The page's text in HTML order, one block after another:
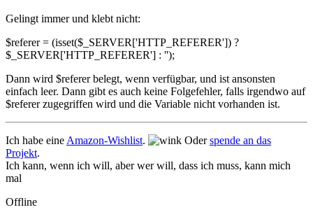
Gelingt immer und klebt nicht:
$referer = (isset($_SERVER['HTTP_REFERER']) ?
$_SERVER['HTTP_REFERER'] : '');
Dann wird $referer belegt, wenn verfügbar, und ist ansonsten
einfach leer. Dann gibt es auch keine Folgefehler, falls irgendwo auf
$referer zugegriffen wird und die Variable nicht vorhanden ist.
Ich habe eine Amazon-Wishlist. Oderspende an das
Projekt.
Ich kann, wenn ich will, aber wer will, dass ich muss, kann mich
mal
Offline